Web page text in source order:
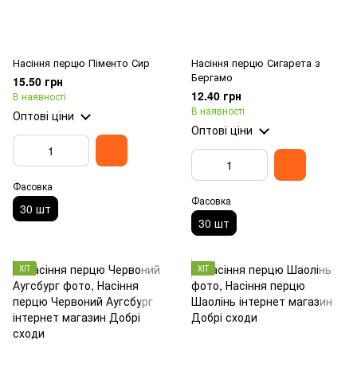
Насіння перцю Піменто Сир
15.50 грн
В наявності
Оптові ціни
Фасовка
30 шт
Насіння перцю Сигарета з
Бергамо
12.40 грн
В наявності
Оптові ціни
Фасовка
30 шт
ХІТ ХІТ